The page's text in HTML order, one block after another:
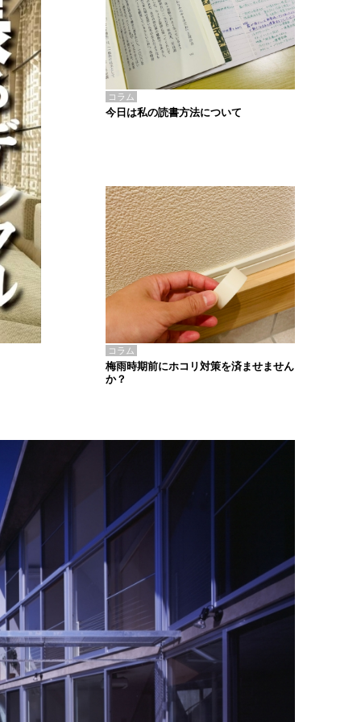
コラム
今日は私の読書方法について
コラム
梅雨時期前にホコリ対策を済ませません
か？